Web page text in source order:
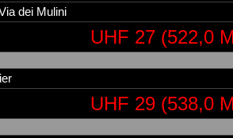
dei Mulini
UHF 27 (522,0
UHF 29 (538,0